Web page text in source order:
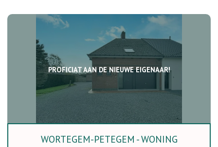
PROFICIAT AAN DE NIEUWE EIGENAAR!
231 m² Ja
WORTEGEM-PETEGEM - WONING